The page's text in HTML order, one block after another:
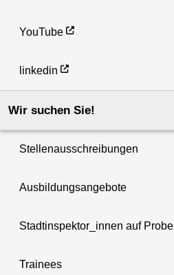
YouTube
linkedin
Wir suchen Sie!
Stellenausschreibungen
Ausbildungsangebote
Stadtinspektor_innen auf Probe
Trainees